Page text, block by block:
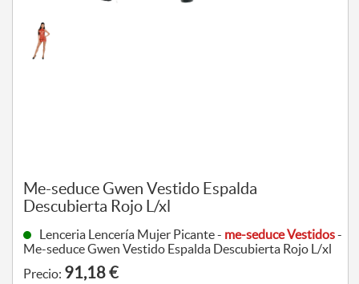
Me-seduce Gwen Vestido Espalda
Descubierta Rojo L/xl
Lenceria Lencería Mujer Picante - me-seduce Vestidos-
Me-seduce Gwen Vestido Espalda Descubierta Rojo L/xl
Precio: 91,18 €